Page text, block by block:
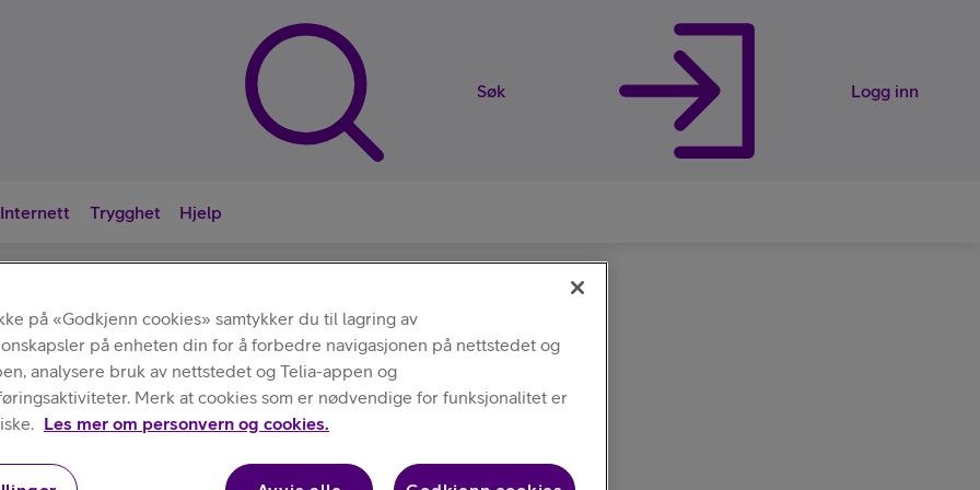
Søk Logg inn
Nyttige snarveier
Internett Trygghet Hjelp
på «Godkjenn cookies» samtykker du til lagring av
på enheten din for å forbedre navigasjonen på nettstedet og
analysere bruk av nettstedet og Telia-appen og
Merk at cookies som er nødvendige for funksjonalitet er
Les mer om personvern og cookies.